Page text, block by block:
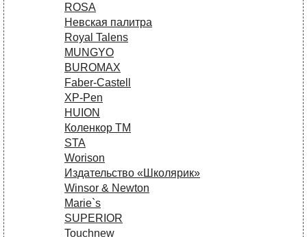
ROSA
Невская палитра
Royal Talens
MUNGYO
BUROMAX
Faber-Castell
XP-Pen
HUION
Коленкор ТМ
STA
Worison
Издательство «Школярик»
Winsor & Newton
Marie`s
SUPERIOR
Touchnew